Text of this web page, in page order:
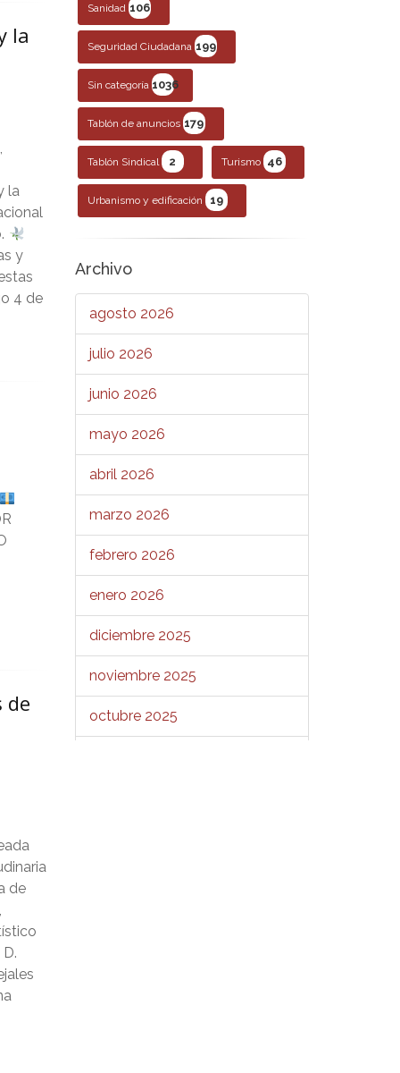
la
la
y
4 de
de
de
Sanidad 106
Seguridad Ciudadana 199
Sin categoría 1036
Tablón de anuncios 179
Tablón Sindical 2 Turismo 46
Urbanismo y edificación 19
Archivo
agosto 2026
julio 2026
junio 2026
mayo 2026
abril 2026
marzo 2026
febrero 2026
enero 2026
diciembre 2025
noviembre 2025
octubre 2025